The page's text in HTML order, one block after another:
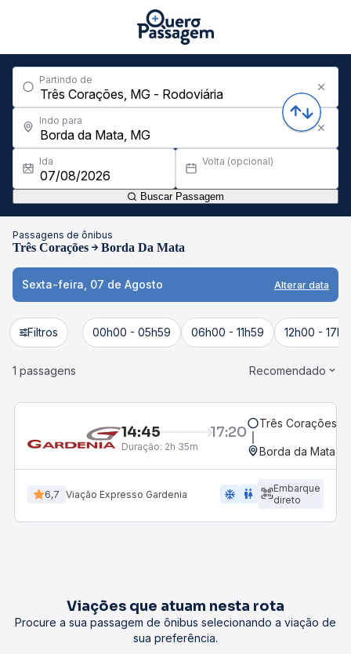
Partindo de
Indo para
Ida Volta (opcional)
Buscar Passagem
Passagens de ônibus
Três Corações Borda Da Mata
Sexta-feira, 07 de Agosto Alterar data
Filtros 00h00 - 05h59 06h00 - 11h59 12h00 -
1 passagens Recomendado
14:45 17:20
Duração: 2h 35m
Três Corações,
Borda da Mata,
6,7 Viação Expresso Gardenia ac_unit wc
Embarque
direto
Viações que atuam nesta rota
Procure a sua passagem de ônibus selecionando a viação de
sua preferência.